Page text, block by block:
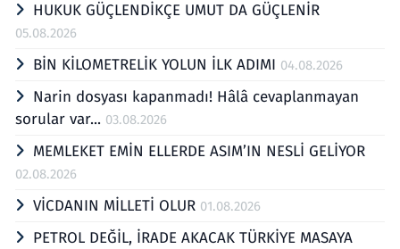
HUKUK GÜÇLENDİKÇE UMUT DA GÜÇLENİR
05.08.2026
BİN KİLOMETRELİK YOLUN İLK ADIMI 04.08.2026
Narin dosyası kapanmadı! Hâlâ cevaplanmayan
sorular var... 03.08.2026
MEMLEKET EMİN ELLERDE ASIM’IN NESLİ GELİYOR
02.08.2026
VİCDANIN MİLLETİ OLUR 01.08.2026
PETROL DEĞİL, İRADE AKACAK TÜRKİYE MASAYA